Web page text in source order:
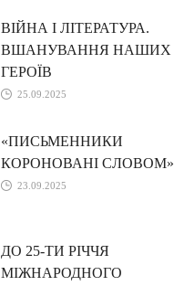
ВІЙНА І ЛІТЕРАТУРА.
ВШАНУВАННЯ НАШИХ
ГЕРОЇВ
25.09.2025
«ПИСЬМЕННИКИ
КОРОНОВАНІ СЛОВОМ»
23.09.2025
ДО 25-ТИ РІЧЧЯ
МІЖНАРОДНОГО